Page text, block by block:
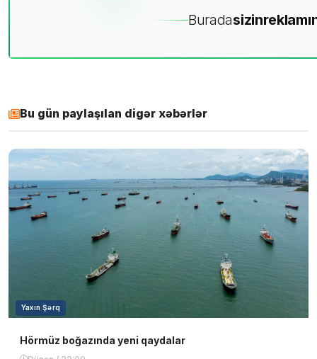
Buradasizin
Bu gün paylaşılan digər xəbərlər
Yaxın Şərq
Hörmüz boğazında yeni qaydalar